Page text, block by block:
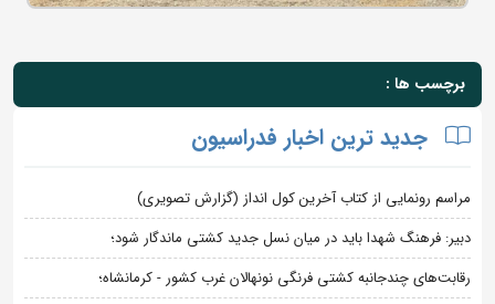
برچسب ها :
جدید ترین اخبار فدراسیون
مراسم رونمایی از کتاب آخرین کول انداز (گزارش تصویری)
دبیر: فرهنگ شهدا باید در میان نسل جدید کشتی ماندگار شود؛
رقابت‌های چندجانبه کشتی فرنگی نونهالان غرب کشور - کرمانشاه؛